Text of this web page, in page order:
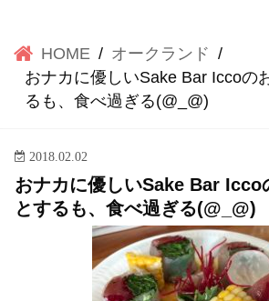
HOME
オークランド
おナカに優しいSake Bar Iccoの
るも、食べ過ぎる(@_@)
2018.02.02
おナカに優しいSake Bar Icco
とするも、食べ過ぎる(@_@)